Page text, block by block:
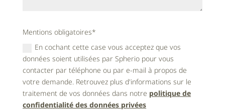
Mentions obligatoires*
En cochant cette case vous acceptez que vos
données soient utilisées par Spherio pour vous
contacter par téléphone ou par e-mail à propos de
votre demande. Retrouvez plus d'informations sur le
traitement de vos données dans notre politique de
confidentialité des données privées